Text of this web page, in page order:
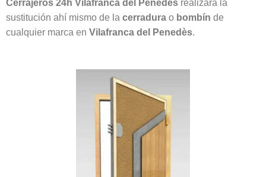
Cerrajeros 24h Vilafranca del Penedès realizará la
sustitución ahí mismo de la cerradura o bombín de
cualquier marca en Vilafranca del Penedès.